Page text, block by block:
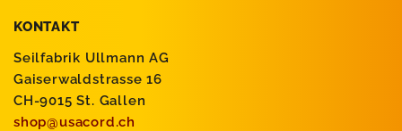
KONTAKT
Seilfabrik Ullmann AG
Gaiserwaldstrasse 16
CH-9015 St. Gallen
shop@usacord.ch